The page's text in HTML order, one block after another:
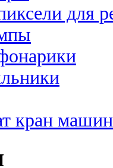
для
кран